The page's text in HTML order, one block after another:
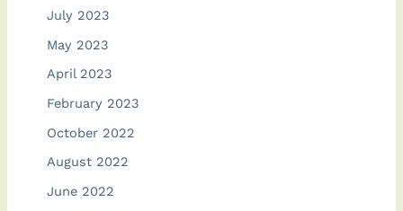
July 2023
May 2023
April 2023
February 2023
October 2022
August 2022
June 2022